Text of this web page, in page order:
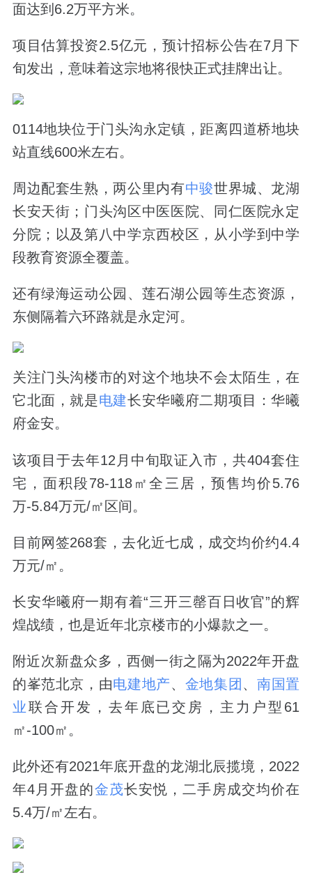
面达到6.2万平方米。
项目估算投资2.5亿元，预计招标公告在7月下
旬发出，意味着这宗地将很快正式挂牌出让。
0114地块位于门头沟永定镇，距离四道桥地块
站直线600米左右。
周边配套生熟，两公里内有中骏世界城、龙湖
长安天街；门头沟区中医医院、同仁医院永定
分院；以及第八中学京西校区，从小学到中学
段教育资源全覆盖。
还有绿海运动公园、莲石湖公园等生态资源，
东侧隔着六环路就是永定河。
关注门头沟楼市的对这个地块不会太陌生，在
它北面，就是电建长安华曦府二期项目：华曦
府金安。
该项目于去年12月中旬取证入市，共404套住
宅，面积段78-118㎡全三居，预售均价5.76
万-5.84万元/㎡区间。
目前网签268套，去化近七成，成交均价约4.4
万元/㎡。
长安华曦府一期有着“三开三罄百日收官”的辉
煌战绩，也是近年北京楼市的小爆款之一。
附近次新盘众多，西侧一街之隔为2022年开盘
的峯范北京，由电建地产、 金地集团 、 南国置
业联合开发，去年底已交房，主力户型61
㎡-100㎡。
此外还有2021年底开盘的龙湖北辰揽境，2022
年4月开盘的金茂长安悦，二手房成交均价在
5.4万/㎡左右。